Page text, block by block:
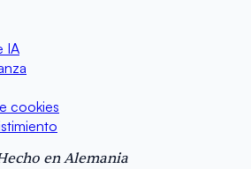
IA
cookies
en Alemania